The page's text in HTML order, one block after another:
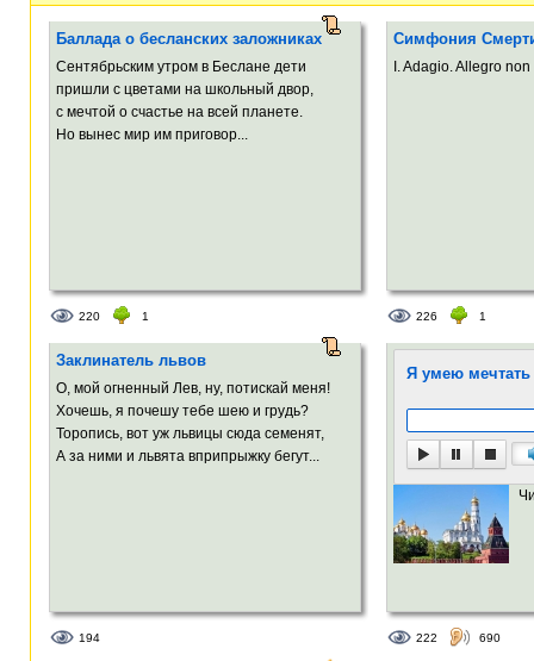
Баллада о бесланских заложниках
Сентябрьским утром в Беслане дети
пришли с цветами на школьный двор,
с мечтой о счастье на всей планете.
Но вынес мир им приговор...
220 1
Симфония
I. Adagio. Allegro non
226 1
Заклинатель львов
О, мой огненный Лев, ну, потискай меня!
Хочешь, я почешу тебе шею и грудь?
Торопись, вот уж львицы сюда семенят,
А за ними и львята вприпрыжку бегут...
194
Я умею мечтать
222 690